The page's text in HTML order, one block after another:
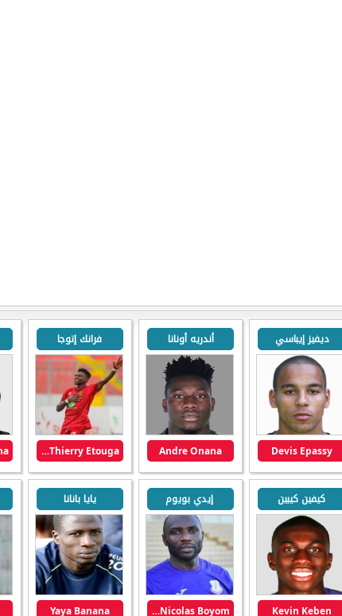
ديفيز إيباسي
Devis Epassy
أندريه أونانا
Andre Onana
فرانك إتوجا
Franck Mbella Thierry Etouga
كيفين كيبين
Kevin Keben
إيدي بويوم
Edy Nicolas Boyom
يايا بانانا
Yaya Banana